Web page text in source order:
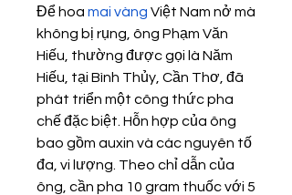
Để hoa mai vàng Việt Nam nở mà
không bị rụng, ông Phạm Văn
Hiếu, thường được gọi là Năm
Hiếu, tại Bình Thủy, Cần Thơ, đã
phát triển một công thức pha
chế đặc biệt. Hỗn hợp của ông
bao gồm auxin và các nguyên tố
đa, vi lượng. Theo chỉ dẫn của
ông, cần pha 10 gram thuốc với 5